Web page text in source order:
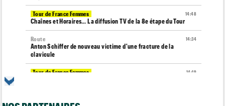
14:48
Tour de France Femmes
Chaînes et Horaires… La diffusion TV de la 8e étape du Tour
14:34
Route
Anton Schiffer de nouveau victime d'une fracture de la
clavicule
14:19
Tour de France Femmes
Nouveau coup d'arrêt pour Jarno Widar, contraint à l'abandon